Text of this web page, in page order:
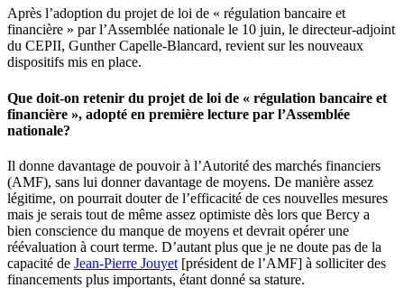
Après l’adoption du projet de loi de « régulation bancaire et
financière » par l’Assemblée nationale le 10 juin, le directeur-adjoint
du CEPII, Gunther Capelle-Blancard, revient sur les nouveaux
dispositifs mis en place.
Que doit-on retenir du projet de loi de « régulation bancaire et
financière », adopté en première lecture par l’Assemblée
nationale?
Il donne davantage de pouvoir à l’Autorité des marchés financiers
(AMF), sans lui donner davantage de moyens. De manière assez
légitime, on pourrait douter de l’efficacité de ces nouvelles mesures
mais je serais tout de même assez optimiste dès lors que Bercy a
bien conscience du manque de moyens et devrait opérer une
réévaluation à court terme. D’autant plus que je ne doute pas de la
capacité de Jean-Pierre Jouyet [président de l’AMF] à solliciter des
financements plus importants, étant donné sa stature.